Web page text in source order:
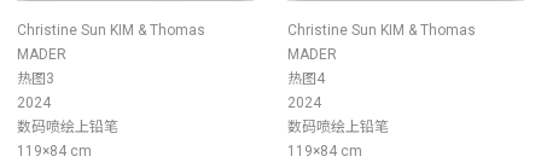
Christine Sun KIM & Thomas
MADER
热图3
2024
数码喷绘上铅笔
119×84 cm
Christine Sun KIM & Thomas
MADER
热图4
2024
数码喷绘上铅笔
119×84 cm